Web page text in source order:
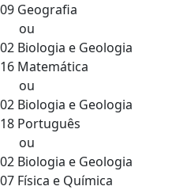
09 Geografia
ou
02 Biologia e Geologia
16 Matemática
ou
02 Biologia e Geologia
18 Português
ou
02 Biologia e Geologia
07 Física e Química